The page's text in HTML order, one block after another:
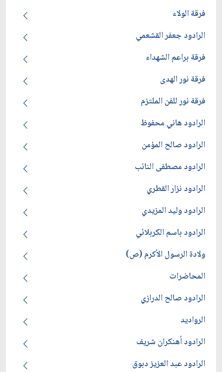
فرقة الولاء
الرادود جعفر القشعمي
فرقة براعم الشهداء
فرقة نور الهدى
فرقة نور للفن الملتزم
الرادود هاني محفوظ
الرادود صالح المؤمن
الرادود مصطفى النائب
الرادود نزار القطري
الرادود وليد المزيدي
الرادود باسم الكربلائي
ولادة الرسول الأكرم (ص)
المحاضرات
الرادود صالح الدرازي
الرواديد
الرادود أهنكران شريف
الرادود عبد العزيز دبوق